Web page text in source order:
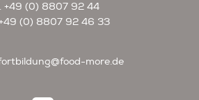
+49 (0) 8807 92 44
(0) 8807 92 46 33
more.de